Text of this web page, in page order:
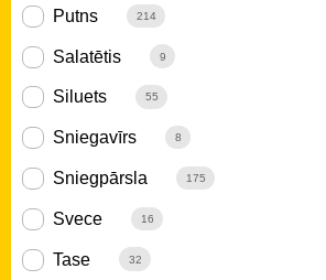
Putns 214
Salatētis 9
Siluets 55
Sniegavīrs 8
Sniegpārsla 175
Svece 16
Tase 32